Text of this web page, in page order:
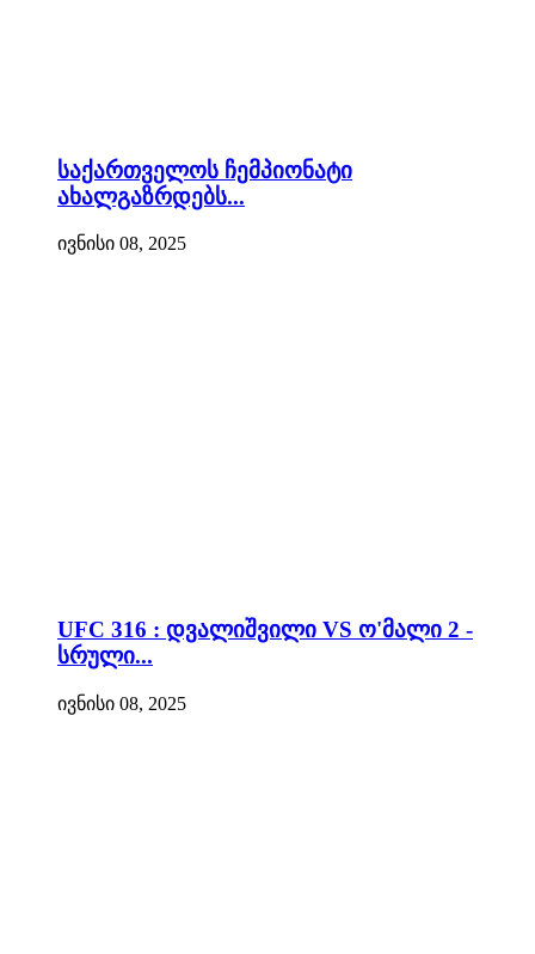
საქართველოს ჩემპიონატი
ახალგაზრდებს...
ივნისი 08, 2025
UFC 316 : დვალიშვილი VS ო'მალი 2 -
სრული...
ივნისი 08, 2025